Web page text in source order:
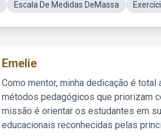
Escala De Medidas DeMassa
Emelie
Como mentor, minha dedicação é
métodos pedagógicos que priorizam
missão é orientar os estudantes em
educacionais reconhecidas pelas